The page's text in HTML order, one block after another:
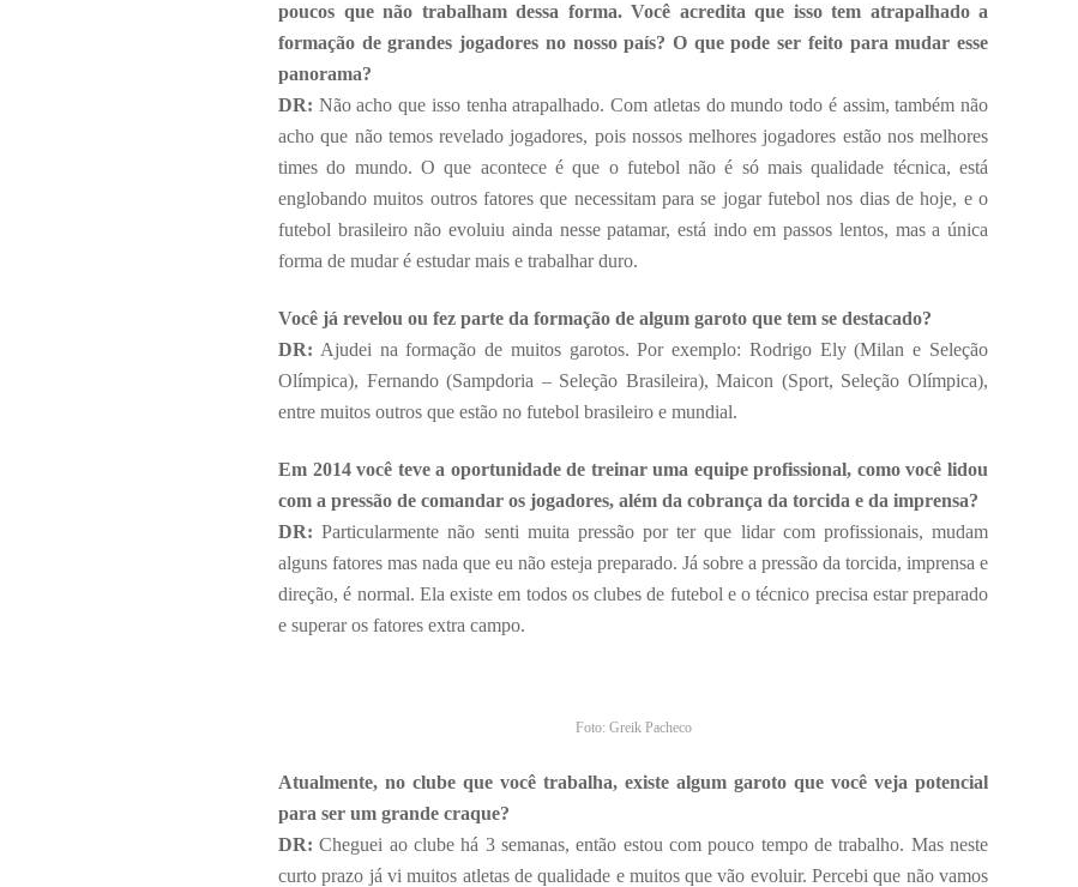
poucos que não trabalham dessa forma. Você acredita que isso tem atrapalhado a
formação de grandes jogadores no nosso país? O que pode ser feito para mudar esse
panorama?
DR: Não acho que isso tenha atrapalhado. Com atletas do mundo todo é assim, também não
acho que não temos revelado jogadores, pois nossos melhores jogadores estão nos melhores
times do mundo. O que acontece é que o futebol não é só mais qualidade técnica, está
englobando muitos outros fatores que necessitam para se jogar futebol nos dias de hoje, e o
futebol brasileiro não evoluiu ainda nesse patamar, está indo em passos lentos, mas a única
forma de mudar é estudar mais e trabalhar duro.
Você já revelou ou fez parte da formação de algum garoto que tem se destacado?
DR: Ajudei na formação de muitos garotos. Por exemplo: Rodrigo Ely (Milan e Seleção
Olímpica), Fernando (Sampdoria – Seleção Brasileira), Maicon (Sport, Seleção Olímpica),
entre muitos outros que estão no futebol brasileiro e mundial.
Em 2014 você teve a oportunidade de treinar uma equipe profissional, como você lidou
com a pressão de comandar os jogadores, além da cobrança da torcida e da imprensa?
DR: Particularmente não senti muita pressão por ter que lidar com profissionais, mudam
alguns fatores mas nada que eu não esteja preparado. Já sobre a pressão da torcida, imprensa e
direção, é normal. Ela existe em todos os clubes de futebol e o técnico precisa estar preparado
e superar os fatores extra campo.
Foto: Greik Pacheco
Atualmente, no clube que você trabalha, existe algum garoto que você veja potencial
para ser um grande craque?
DR: Cheguei ao clube há 3 semanas, então estou com pouco tempo de trabalho. Mas neste
curto prazo já vi muitos atletas de qualidade e muitos que vão evoluir. Percebi que não vamos